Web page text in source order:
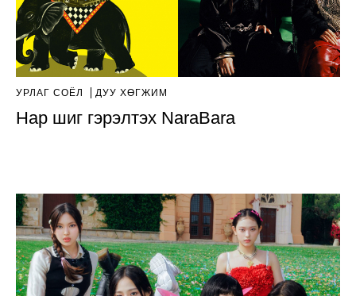
УРЛАГ СОЁЛ ДУУ ХӨГЖИМ
Нар шиг гэрэлтэх NaraBara